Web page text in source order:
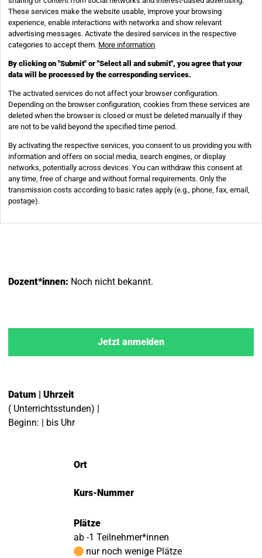
Dozent*innen: Noch nicht bekannt.
Jetzt anmelden
Datum | Uhrzeit
( Unterrichtsstunden) |
Beginn: | bis Uhr
Ort
Kurs-Nummer
Plätze
ab -1 Teilnehmer*innen
nur noch wenige Plätze